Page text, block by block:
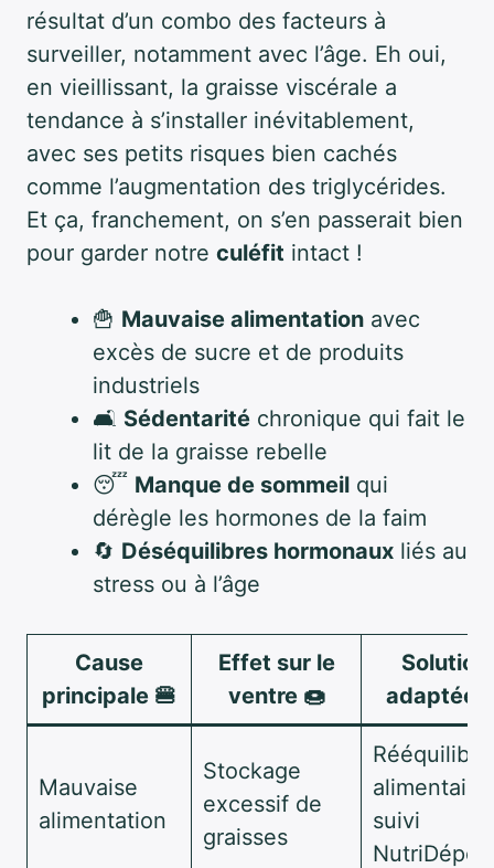
résultat d’un combo des facteurs à
surveiller, notamment avec l’âge. Eh oui,
en vieillissant, la graisse viscérale a
tendance à s’installer inévitablement,
avec ses petits risques bien cachés
comme l’augmentation des triglycérides.
Et ça, franchement, on s’en passerait bien
pour garder notre culéfit intact !
🍟 Mauvaise alimentation avec
excès de sucre et de produits
industriels
🛋️ Sédentarité chronique qui fait le
lit de la graisse rebelle
😴 Manque de sommeil qui
dérègle les hormones de la faim
🔄 Déséquilibres hormonaux liés au
stress ou à l’âge
Cause
principale 🍔
Effet sur le
ventre 🍩
Solution
adaptée
Mauvaise
alimentation
Stockage
excessif de
graisses
alimentaire
suivi
NutriDépôt